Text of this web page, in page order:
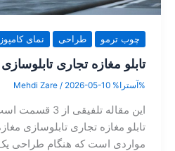
چوب ترمو طراحی نمای
تابلو مغازه تجاری تابلوسازی
%آسترا% Mehdi Zare / 2026-05-10
این مقاله
تابلو مغازه تجاری تابلوسازی
مواردی است که هنگام طراحی یک